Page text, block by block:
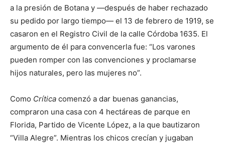
a la presión de Botana y —después de haber rechazado
su pedido por largo tiempo— el 13 de febrero de 1919, se
casaron en el Registro Civil de la calle Córdoba 1635. El
argumento de él para convencerla fue: “Los varones
pueden romper con las convenciones y proclamarse
hijos naturales, pero las mujeres no”.
Como Crítica comenzó a dar buenas ganancias,
compraron una casa con 4 hectáreas de parque en
Florida, Partido de Vicente López, a la que bautizaron
“Villa Alegre”. Mientras los chicos crecían y jugaban